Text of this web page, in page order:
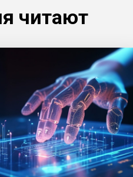
читают